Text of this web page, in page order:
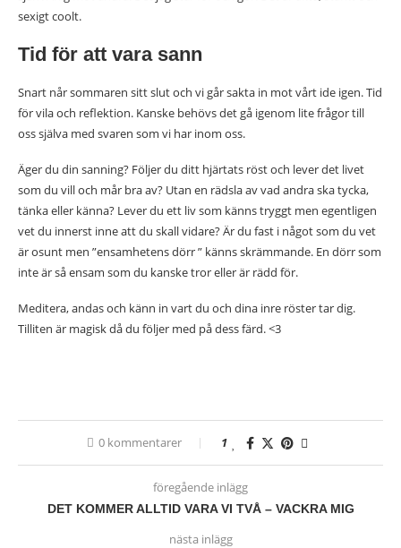
sexigt coolt.
Tid för att vara sann
Snart når sommaren sitt slut och vi går sakta in mot vårt ide igen. Tid
för vila och reflektion. Kanske behövs det gå igenom lite frågor till
oss själva med svaren som vi har inom oss.
Äger du din sanning? Följer du ditt hjärtats röst och lever det livet
som du vill och mår bra av? Utan en rädsla av vad andra ska tycka,
tänka eller känna? Lever du ett liv som känns tryggt men egentligen
vet du innerst inne att du skall vidare? Är du fast i något som du vet
är osunt men ”ensamhetens dörr ” känns skrämmande. En dörr som
inte är så ensam som du kanske tror eller är rädd för.
Meditera, andas och känn in vart du och dina inre röster tar dig.
Tilliten är magisk då du följer med på dess färd. <3
0 kommentarer 1
föregående inlägg
DET KOMMER ALLTID VARA VI TVÅ – VACKRA MIG
nästa inlägg